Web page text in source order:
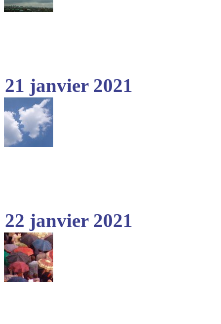
21 janvier 2021
22 janvier 2021